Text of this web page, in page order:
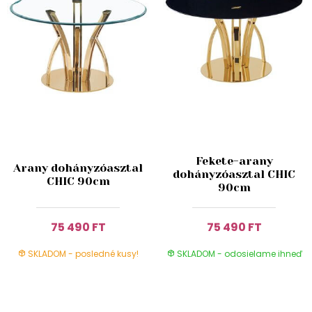
Arany dohányzóasztal
CHIC 90cm
75 490 FT
SKLADOM - posledné kusy!
Fekete-arany
dohányzóasztal CHIC
90cm
75 490 FT
SKLADOM - odosielame ihneď